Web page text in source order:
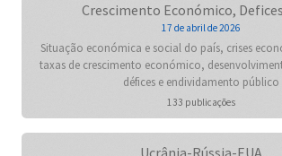
Crescimento Económico,
17 de abril de 2026
Situação económica e social do país, crises
taxas de crescimento económico,
défices e endividamento público
133 publicações